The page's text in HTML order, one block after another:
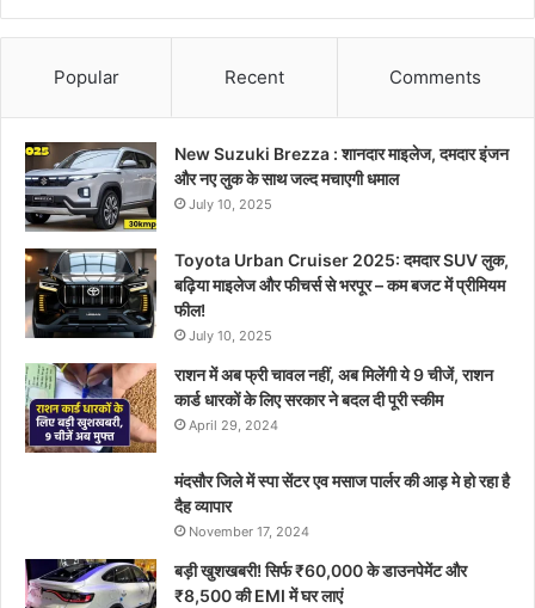
Popular Recent Comments
New Suzuki Brezza : शानदार माइलेज, दमदार इंजन
और नए लुक के साथ जल्द मचाएगी धमाल
July 10, 2025
Toyota Urban Cruiser 2025: दमदार SUV लुक,
बढ़िया माइलेज और फीचर्स से भरपूर – कम बजट में प्रीमियम
फील!
July 10, 2025
राशन में अब फ्री चावल नहीं, अब मिलेंगी ये 9 चीजें, राशन
कार्ड धारकों के लिए सरकार ने बदल दी पूरी स्कीम
April 29, 2024
मंदसौर जिले में स्पा सेंटर एव मसाज पार्लर की आड़ मे हो रहा है
दैह व्यापार
November 17, 2024
बड़ी खुशखबरी! सिर्फ ₹60,000 के डाउनपेमेंट और
₹8,500 की EMI में घर लाएं